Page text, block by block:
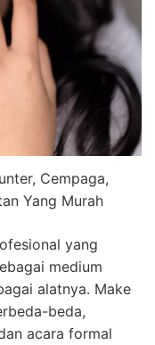
Cempaga,
Yang Murah
yang
medium
alatnya. Make
beda,
acara formal